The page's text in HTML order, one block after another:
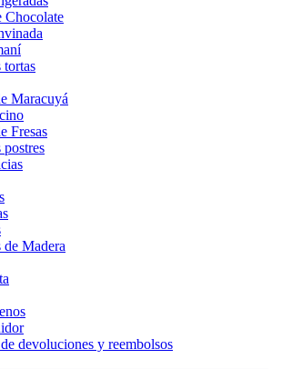
Chocolate
tortas
Maracuyá
Fresas
postres
de Madera
devoluciones y reembolsos